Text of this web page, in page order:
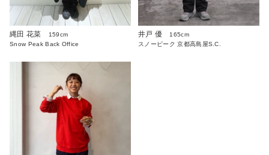
縄田 花菜
159cm
Snow Peak Back Office
井戸 優
165cm
スノーピーク 京都高島屋S.C.